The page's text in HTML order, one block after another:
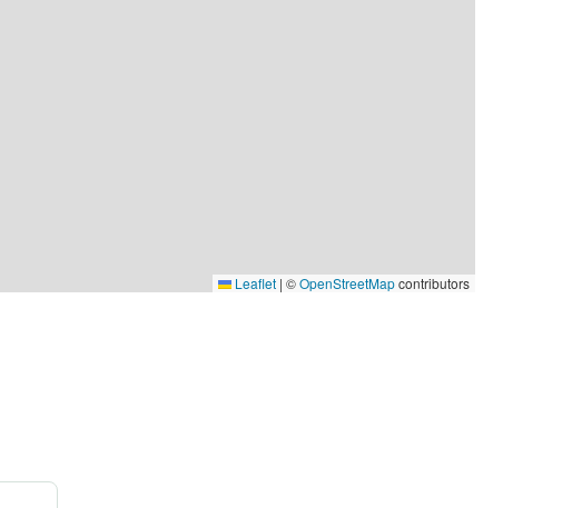
Leaflet | ©OpenStreetMapcontributors